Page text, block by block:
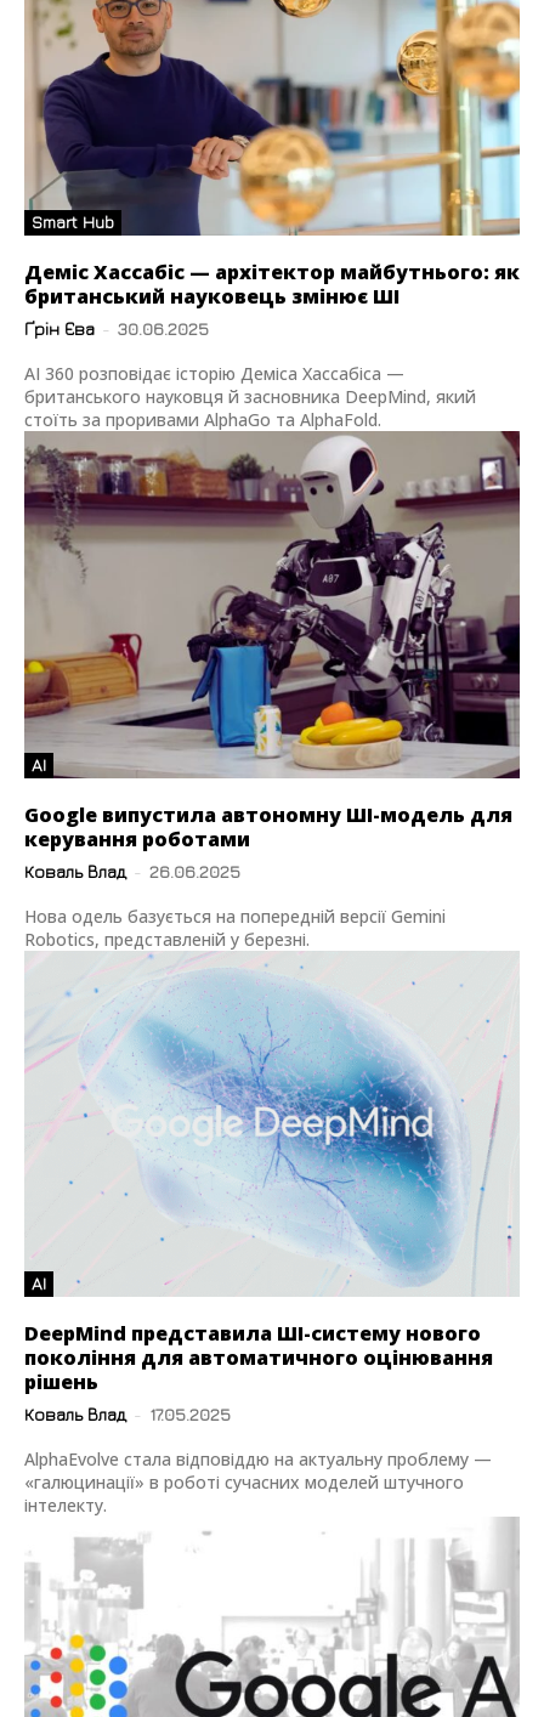
Smart Hub
Деміс Хассабіс — архітектор майбутнього: як
британський науковець змінює ШІ
Ґрін Єва - 30.06.2025
AI 360 розповідає історію Деміса Хассабіса —
британського науковця й засновника DeepMind, який
стоїть за проривами AlphaGo та AlphaFold.
AI
Google випустила автономну ШІ-модель для
керування роботами
Коваль Влад - 26.06.2025
Нова одель базується на попередній версії Gemini
Robotics, представленій у березні.
AI
DeepMind представила ШІ-систему нового
покоління для автоматичного оцінювання
рішень
Коваль Влад - 17.05.2025
AlphaEvolve стала відповіддю на актуальну проблему —
«галюцинації» в роботі сучасних моделей штучного
інтелекту.